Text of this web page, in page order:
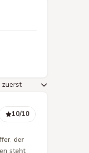
10/10
der
steht